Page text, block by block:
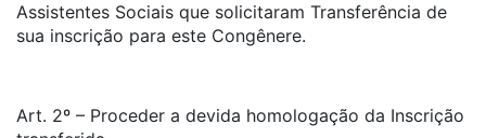
Assistentes Sociais que solicitaram Transferência de
sua inscrição para este Congênere.
Art. 2º – Proceder a devida homologação da Inscrição